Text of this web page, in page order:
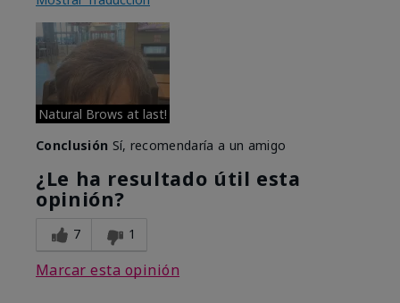
Natural Brows at last!
Conclusión Sí, recomendaría a un amigo
¿Le ha resultado útil esta
opinión?
7 1
Marcar esta opinión